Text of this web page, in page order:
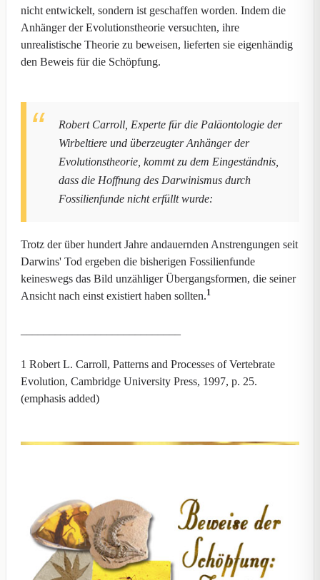
nicht entwickelt, sondern ist geschaffen worden. Indem die
Anhänger der Evolutionstheorie versuchten, ihre
unrealistische Theorie zu beweisen, lieferten sie eigenhändig
den Beweis für die Schöpfung.
Robert Carroll, Experte für die Paläontologie der
Wirbeltiere und überzeugter Anhänger der
Evolutionstheorie, kommt zu dem Eingeständnis,
dass die Hoffnung des Darwinismus durch
Fossilienfunde nicht erfüllt wurde:
Trotz der über hundert Jahre andauernden Anstrengungen seit
Darwins' Tod ergeben die bisherigen Fossilienfunde
keineswegs das Bild unzähliger Übergangsformen, die seiner
Ansicht nach einst existiert haben sollten.1
1 Robert L. Carroll, Patterns and Processes of Vertebrate
Evolution, Cambridge University Press, 1997, p. 25.
(emphasis added)